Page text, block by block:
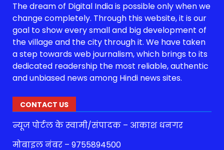
The dream of Digital India is possible only when we
change completely. Through this website, it is our
goal to show every small and big development of
the village and the city through it. We have taken
a step towards web journalism, which brings to its
dedicated readership the most reliable, authentic
and unbiased news among Hindi news sites.
CONTACT US
न्यूज पोर्टल के स्वामी/संपादक – आकाश धनगर
मोबाइल नंबर – 9755894500